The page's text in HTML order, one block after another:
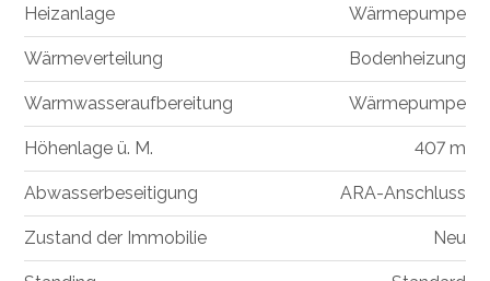
Heizanlage Wärmepumpe
Wärmeverteilung Bodenheizung
Warmwasseraufbereitung Wärmepumpe
Höhenlage ü. M. 407 m
Abwasserbeseitigung ARA-Anschluss
Zustand der Immobilie Neu